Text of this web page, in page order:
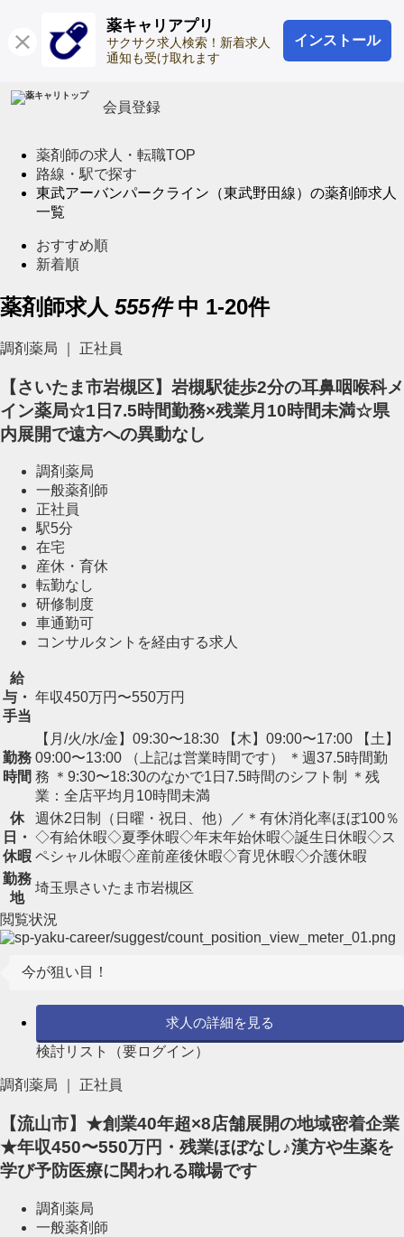
薬キャリアプリ
サクサク求人検索！新着求人
通知も受け取れます
インストール
ログイン
会員登録
薬剤師の求人・転職TOP
路線・駅で探す
東武アーバンパークライン（東武野田線）の薬剤師求人
一覧
おすすめ順
新着順
薬剤師求人 555件中 1-20件
調剤薬局 ｜ 正社員
【さいたま市岩槻区】岩槻駅徒歩2分の耳鼻咽喉科メ
イン薬局☆1日7.5時間勤務×残業月10時間未満☆県
内展開で遠方への異動なし
調剤薬局
一般薬剤師
正社員
駅5分
在宅
産休・育休
転勤なし
研修制度
車通勤可
コンサルタントを経由する求人
給
与・
手当
年収450万円〜550万円
勤務
時間
【月/火/水/金】09:30〜18:30 【木】09:00〜17:00 【土】
09:00〜13:00 （上記は営業時間です） ＊週37.5時間勤
務 ＊9:30〜18:30のなかで1日7.5時間のシフト制 ＊残
業：全店平均月10時間未満
休
日・
休暇
週休2日制（日曜・祝日、他）／＊有休消化率ほぼ100％
◇有給休暇◇夏季休暇◇年末年始休暇◇誕生日休暇◇ス
ペシャル休暇◇産前産後休暇◇育児休暇◇介護休暇
勤務
地
埼玉県さいたま市岩槻区
閲覧状況
今が狙い目！
求人の詳細を見る
検討リスト（要ログイン）
調剤薬局 ｜ 正社員
【流山市】★創業40年超×8店舗展開の地域密着企業
★年収450〜550万円・残業ほぼなし♪漢方や生薬を
学び予防医療に関われる職場です
調剤薬局
一般薬剤師